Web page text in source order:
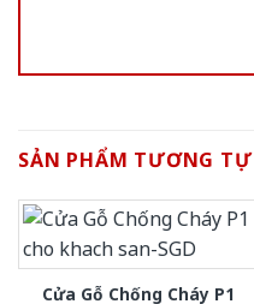
SẢN PHẨM TƯƠNG TỰ
Cửa Gỗ Chống Cháy P1